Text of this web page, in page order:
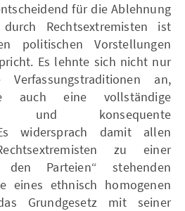
für die Ablehnung
Rechtsextremisten ist
politischen Vorstellungen
Es lehnte sich nicht nur
Verfassungstraditionen an,
auch eine vollständige
und konsequente
widersprach damit allen
zu einer
Parteien“ stehenden
eines ethnisch homogenen
Grundgesetz mit seiner